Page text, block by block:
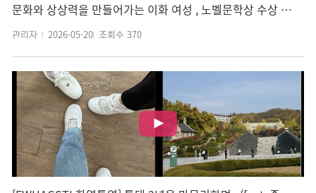
문화와 상상력을 만들어가는 이화 여성 , 노벨문학상 수상 작가 르 클레지오(Le Clézio)
관리자 2026-05-20 조회수 370